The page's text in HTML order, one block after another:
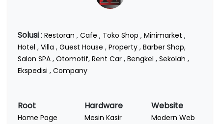
Solusi: Restoran , Cafe , Toko Shop , Minimarket ,
Hotel , Villa , Guest House , Property , Barber Shop,
Salon SPA , Otomotif, Rent Car , Bengkel , Sekolah ,
Ekspedisi , Company
Root
Home Page
Hardware
Mesin Kasir
Website
Modern Web